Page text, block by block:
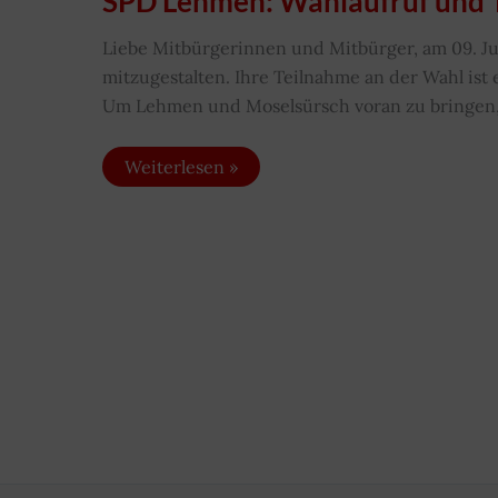
Liebe Mitbürgerinnen und Mitbürger, am 09.
mitzugestalten. Ihre Teilnahme an der Wahl
Um Lehmen und Moselsürsch voran zu
SPD
Lehmen:
Weiterlesen »